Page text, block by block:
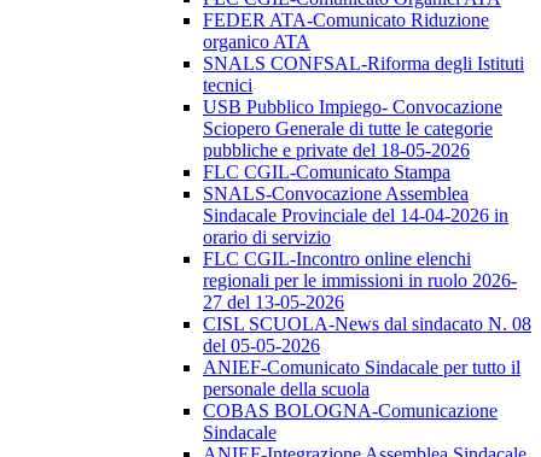
FEDER ATA-Comunicato Riduzione
organico ATA
SNALS CONFSAL-Riforma degli Istituti
tecnici
USB Pubblico Impiego- Convocazione
Sciopero Generale di tutte le categorie
pubbliche e private del 18-05-2026
FLC CGIL-Comunicato Stampa
SNALS-Convocazione Assemblea
Sindacale Provinciale del 14-04-2026 in
orario di servizio
FLC CGIL-Incontro online elenchi
regionali per le immissioni in ruolo 2026-
27 del 13-05-2026
CISL SCUOLA-News dal sindacato N. 08
del 05-05-2026
ANIEF-Comunicato Sindacale per tutto il
personale della scuola
COBAS BOLOGNA-Comunicazione
Sindacale